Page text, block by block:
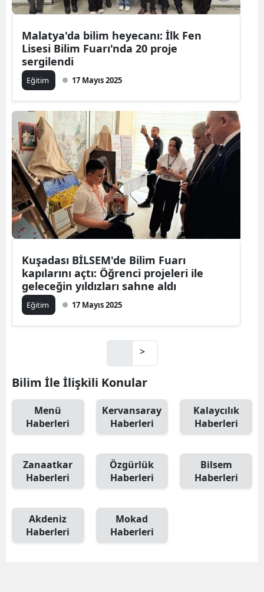
Malatya'da bilim heyecanı: İlk Fen
Lisesi Bilim Fuarı'nda 20 proje
sergilendi
Eğitim 17 Mayıs 2025
Kuşadası BİLSEM'de Bilim Fuarı
kapılarını açtı: Öğrenci projeleri ile
geleceğin yıldızları sahne aldı
Eğitim 17 Mayıs 2025
>
Bilim İle İlişkili Konular
Menü
Haberleri
Kervansaray
Haberleri
Kalaycılık
Haberleri
Zanaatkar
Haberleri
Özgürlük
Haberleri
Bilsem
Haberleri
Akdeniz
Haberleri
Mokad
Haberleri